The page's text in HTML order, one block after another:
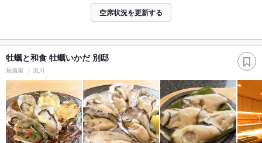
空席状況を更新する
牡蠣と和食 牡蠣いかだ 別邸
居酒屋 流川